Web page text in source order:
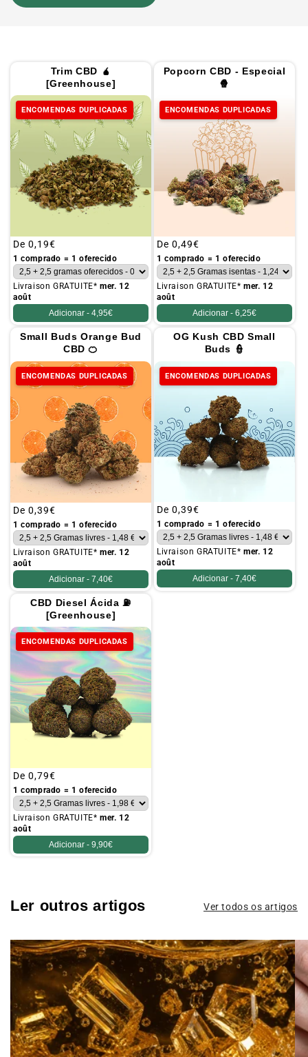
Trim CBD 🧉
[Greenhouse]
ENCOMENDAS DUPLICADAS
Preço
habitual
De 0,19€
1 comprado = 1 oferecido
Livraison GRATUITE* mer. 12
août
Adicionar - 4,95€
Popcorn CBD - Especial
🍿
ENCOMENDAS DUPLICADAS
Preço
habitual
De 0,49€
1 comprado = 1 oferecido
Livraison GRATUITE* mer. 12
août
Adicionar - 6,25€
Small Buds Orange Bud
CBD 🍊
ENCOMENDAS DUPLICADAS
Preço
habitual
De 0,39€
1 comprado = 1 oferecido
Livraison GRATUITE* mer. 12
août
Adicionar - 7,40€
OG Kush CBD Small
Buds 👮
ENCOMENDAS DUPLICADAS
Preço
habitual
De 0,39€
1 comprado = 1 oferecido
Livraison GRATUITE* mer. 12
août
Adicionar - 7,40€
CBD Diesel Ácida ⛽
[Greenhouse]
ENCOMENDAS DUPLICADAS
Preço
habitual
De 0,79€
1 comprado = 1 oferecido
Livraison GRATUITE* mer. 12
août
Adicionar - 9,90€
Ler outros artigos Ver todos os artigos